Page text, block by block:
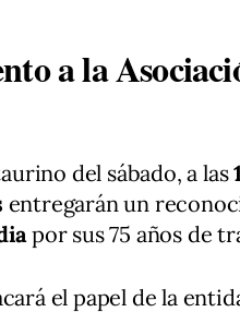
a la
del sábado, a las
entregarán un
por sus 75 años de
el papel de la